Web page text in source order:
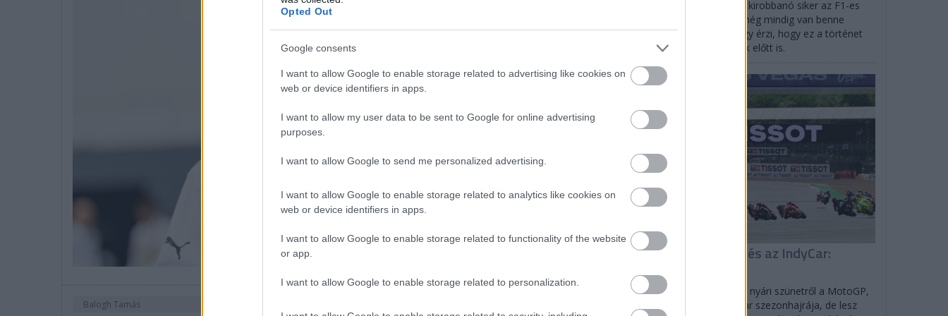
Opted Out
Google consents
I want to allow Google to enable storage related to advertising like cookies on
web or device identifiers in apps.
I want to allow my user data to be sent to Google for online advertising
purposes.
I want to allow Google to send me personalized advertising.
I want to allow Google to enable storage related to analytics like cookies on
web or device identifiers in apps.
I want to allow Google to enable storage related to functionality of the website
or app.
I want to allow Google to enable storage related to personalization.
Balogh Tamás
Stefano Domenicali szerint kirobbanó siker az F1-es
nagydíj Las Vegasban, de még mindig van benne
növekedési potenciál, és úgy érzi, hogy ez a történet
példaként szolgálhat mások előtt is.
Visszatér a MotoGP és az IndyCar:
menetrend
Silverstone-ban tér vissza a nyári szünetről a MotoGP,
Portlandban indul az IndyCar szezonhajrája, de lesz
EGYÉB